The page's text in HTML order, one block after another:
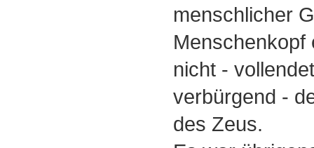
menschlicher
Menschenkopf
nicht -
verbürgend -
des Zeus.